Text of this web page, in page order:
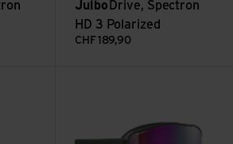
Julbo Drive, Spectron
HD 3 Polarized
CHF 189,90